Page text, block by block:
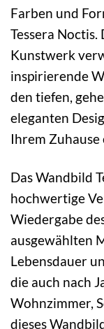
Farben und
Tessera
Kunstwerk
inspirierende
den tiefen,
eleganten
Ihrem Zuhause
Das Wandbild
hochwertige
Wiedergabe
ausgewählten
Lebensdauer
die auch nach
Wohnzimmer,
dieses